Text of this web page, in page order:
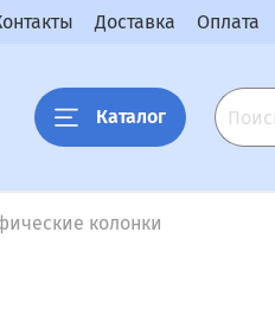
Доставка Оплата
Каталог
колонки